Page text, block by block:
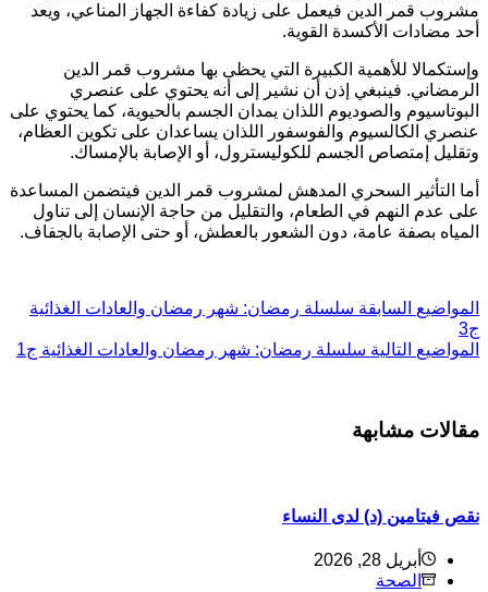
قمر الدين فيعمل على زيادة كفاءة الجهاز المناعي، ويعد
مضادات الأكسدة القوية.
للأهمية الكبيرة التي يحظى بها مشروب قمر الدين
فينبغي إذن أن نشير إلى أنه يحتوي على عنصري
والصوديوم اللذان يمدان الجسم بالحيوية، كما يحتوي على
الكالسيوم والفوسفور اللذان يساعدان على تكوين العظام،
إمتصاص الجسم للكوليسترول، أو الإصابة بالإمساك.
التأثير السحري المدهش لمشروب قمر الدين فيتضمن المساعدة
عدم النهم في الطعام، والتقليل من حاجة الإنسان إلى تناول
بصفة عامة، دون الشعور بالعطش، أو حتى الإصابة بالجفاف.
مواضيعالسابقةسلسلة رمضان: شهر رمضان والعادات الغذائية
مواضيعالتاليةسلسلة رمضان: شهر رمضان والعادات الغذائية ج1
مشابهة
فيتامين (د) لدى النساء
أبريل 28, 2026
الصحة